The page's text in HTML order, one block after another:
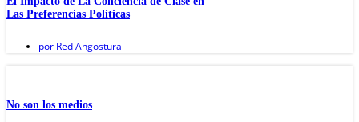
Las Preferencias Políticas
por Red Angostura
No son los medios